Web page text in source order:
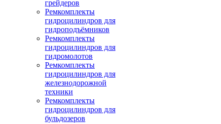
грейдеров
Ремкомплекты
гидроцилиндров для
гидроподъёмников
Ремкомплекты
гидроцилиндров для
гидромолотов
Ремкомплекты
гидроцилиндров для
железнодорожной
техники
Ремкомплекты
гидроцилиндров для
бульдозеров